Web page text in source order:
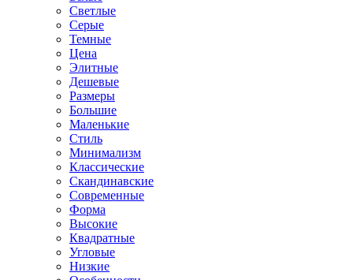
Светлые
Серые
Темные
Цена
Элитные
Дешевые
Размеры
Большие
Маленькие
Стиль
Минимализм
Классические
Скандинавские
Современные
Форма
Высокие
Квадратные
Угловые
Низкие